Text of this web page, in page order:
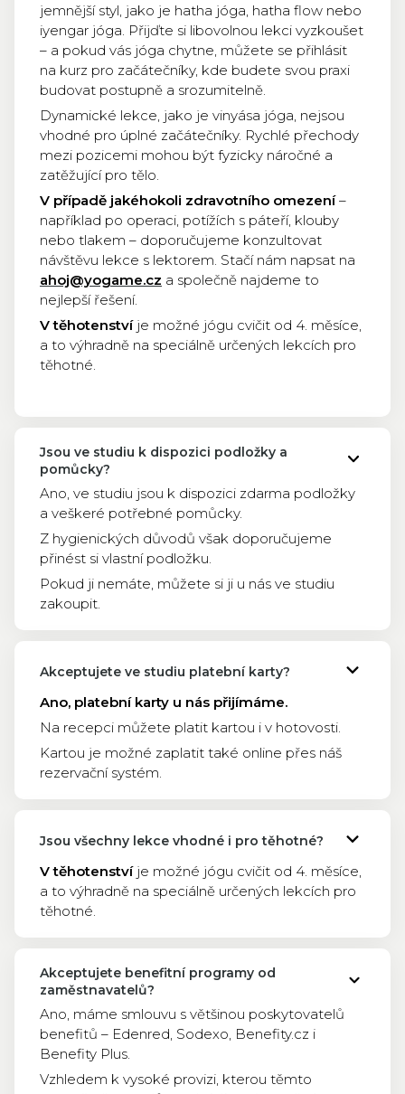
jemnější styl, jako je hatha jóga, hatha flow nebo
iyengar jóga. Přijďte si libovolnou lekci vyzkoušet
– a pokud vás jóga chytne, můžete se přihlásit
na kurz pro začátečníky, kde budete svou praxi
budovat postupně a srozumitelně.
Dynamické lekce, jako je vinyása jóga, nejsou
vhodné pro úplné začátečníky. Rychlé přechody
mezi pozicemi mohou být fyzicky náročné a
zatěžující pro tělo.
V případě jakéhokoli zdravotního omezení–
například po operaci, potížích s páteří, klouby
nebo tlakem – doporučujeme konzultovat
návštěvu lekce s lektorem. Stačí nám napsat na
ahoj@yogame.cz a společně najdeme to
nejlepší řešení.
V těhotenstvíje možné jógu cvičit od 4. měsíce,
a to výhradně na speciálně určených lekcích pro
těhotné.
Jsou ve studiu k dispozici podložky a
pomůcky?
Ano, ve studiu jsou k dispozici zdarma podložky
a veškeré potřebné pomůcky.
Z hygienických důvodů však doporučujeme
přinést si vlastní podložku.
Pokud ji nemáte, můžete si ji u nás ve studiu
zakoupit.
Akceptujete ve studiu platební karty?
Ano, platební karty u nás přijímáme.
Na recepci můžete platit kartou i v hotovosti.
Kartou je možné zaplatit také online přes náš
rezervační systém.
Jsou všechny lekce vhodné i pro těhotné?
V těhotenstvíje možné jógu cvičit od 4. měsíce,
a to výhradně na speciálně určených lekcích pro
těhotné.
Akceptujete benefitní programy od
zaměstnavatelů?
Ano, máme smlouvu s většinou poskytovatelů
benefitů – Edenred, Sodexo, Benefity.cz i
Benefity Plus.
Vzhledem k vysoké provizi, kterou těmto